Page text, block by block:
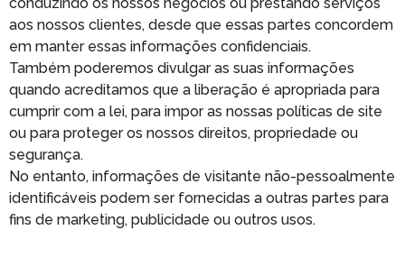
aos nossos clientes, desde que essas partes concordem
em manter essas informações confidenciais.
Também poderemos divulgar as suas informações
quando acreditamos que a liberação é apropriada para
cumprir com a lei, para impor as nossas políticas de site
ou para proteger os nossos direitos, propriedade ou
segurança.
No entanto, informações de visitante não-pessoalmente
identificáveis podem ser fornecidas a outras partes para
fins de marketing, publicidade ou outros usos.